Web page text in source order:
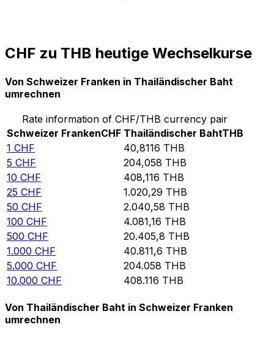
CHF zu THB heutige Wechselkurse
Von Schweizer Franken in Thailändischer Baht
umrechnen
Rate information of CHF/THB currency pair
Schweizer FrankenCHF Thailändischer BahtTHB
1 CHF 40,8116 THB
5 CHF 204,058 THB
10 CHF 408,116 THB
25 CHF 1.020,29 THB
50 CHF 2.040,58 THB
100 CHF 4.081,16 THB
500 CHF 20.405,8 THB
1.000 CHF 40.811,6 THB
5.000 CHF 204.058 THB
10.000 CHF 408.116 THB
Von Thailändischer Baht in Schweizer Franken
umrechnen